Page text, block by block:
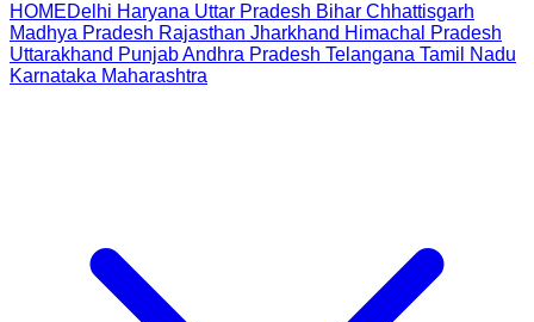
HOMEDelhi Haryana Uttar Pradesh Bihar Chhattisgarh
Madhya Pradesh Rajasthan Jharkhand Himachal Pradesh
Uttarakhand PunjabAndhra Pradesh Telangana Tamil Nadu
Karnataka Maharashtra